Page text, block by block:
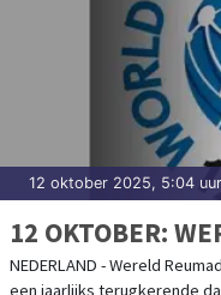
12 oktober 2025, 5:04 uur
12 OKTOBER:
NEDERLAND - Wereld
een jaarlijks terugkerende